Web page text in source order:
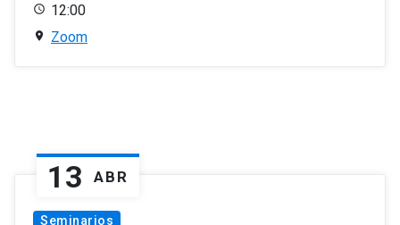
12:00
Zoom
13 ABR
Seminarios